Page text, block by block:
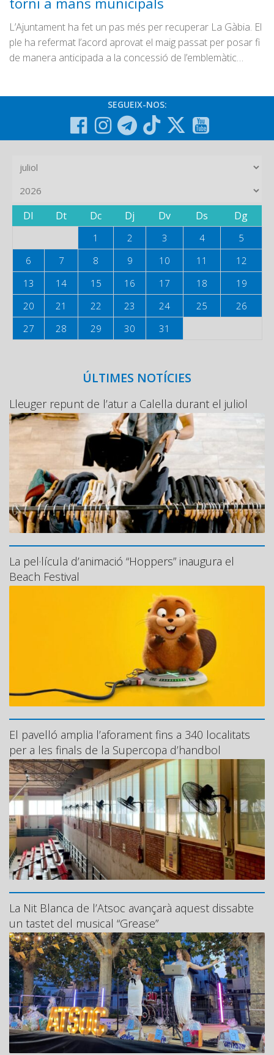
L’Ajuntament ha fet un pas més per recuperar La Gàbia. El
ple ha refermat l’acord aprovat el maig passat per posar fi
de manera anticipada a la concessió de l’emblemàtic…
SEGUEIX-NOS:
Dl Dt Dc Dj Dv Ds Dg
1 2 3 4
5
6
7 8 9 10 11
12
13
14 15 16 17 18
19
20
21 22 23 24 25
26
27
28 29 30 31
ÚLTIMES NOTÍCIES
Lleuger repunt de l’atur a Calella durant el juliol
La pel·lícula d’animació “Hoppers” inaugura el
Beach Festival
El pavelló amplia l’aforament fins a 340 localitats
per a les finals de la Supercopa d’handbol
La Nit Blanca de l’Atsoc avançarà aquest dissabte
un tastet del musical “Grease”